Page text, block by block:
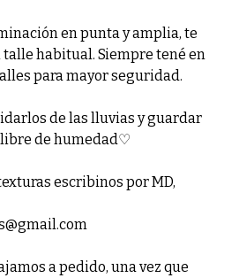
en punta y amplia, te
habitual. Siempre tené en
para mayor seguridad.
de las lluvias y guardar
de humedad♡
escribinos por MD,
a pedido, una vez que